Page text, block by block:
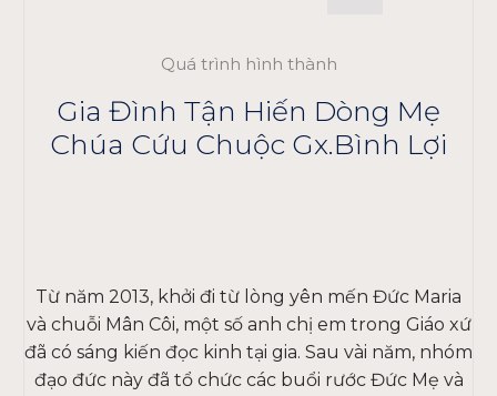
Quá trình hình thành
Gia Đình Tận Hiến Dòng Mẹ
Chúa Cứu Chuộc Gx.Bình Lợi
Từ năm 2013, khởi đi từ lòng yên mến Đức Maria
và chuỗi Mân Côi, một số anh chị em trong Giáo xứ
đã có sáng kiến đọc kinh tại gia. Sau vài năm, nhóm
đạo đức này đã tổ chức các buổi rước Đức Mẹ và